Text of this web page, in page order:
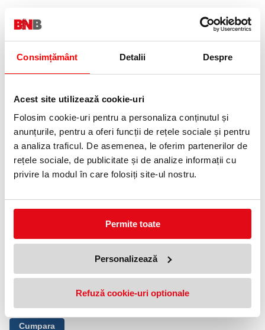
Consimțământ Detalii Despre
Acest site utilizează cookie-uri
Folosim cookie-uri pentru a personaliza conținutul și
anunțurile, pentru a oferi funcții de rețele sociale și pentru
a analiza traficul. De asemenea, le oferim partenerilor de
rețele sociale, de publicitate și de analize informații cu
privire la modul în care folosiți site-ul nostru.
Permite toate
Personalizează
Refuză cookie-uri optionale
Baterie externa, 1500mAh, Trust
Primo Compact Eco, negru
114,65 lei (pret cu TVA)
NOUTATI
Primo Compact Eco, negru
114,65 lei(pret cu TVA)